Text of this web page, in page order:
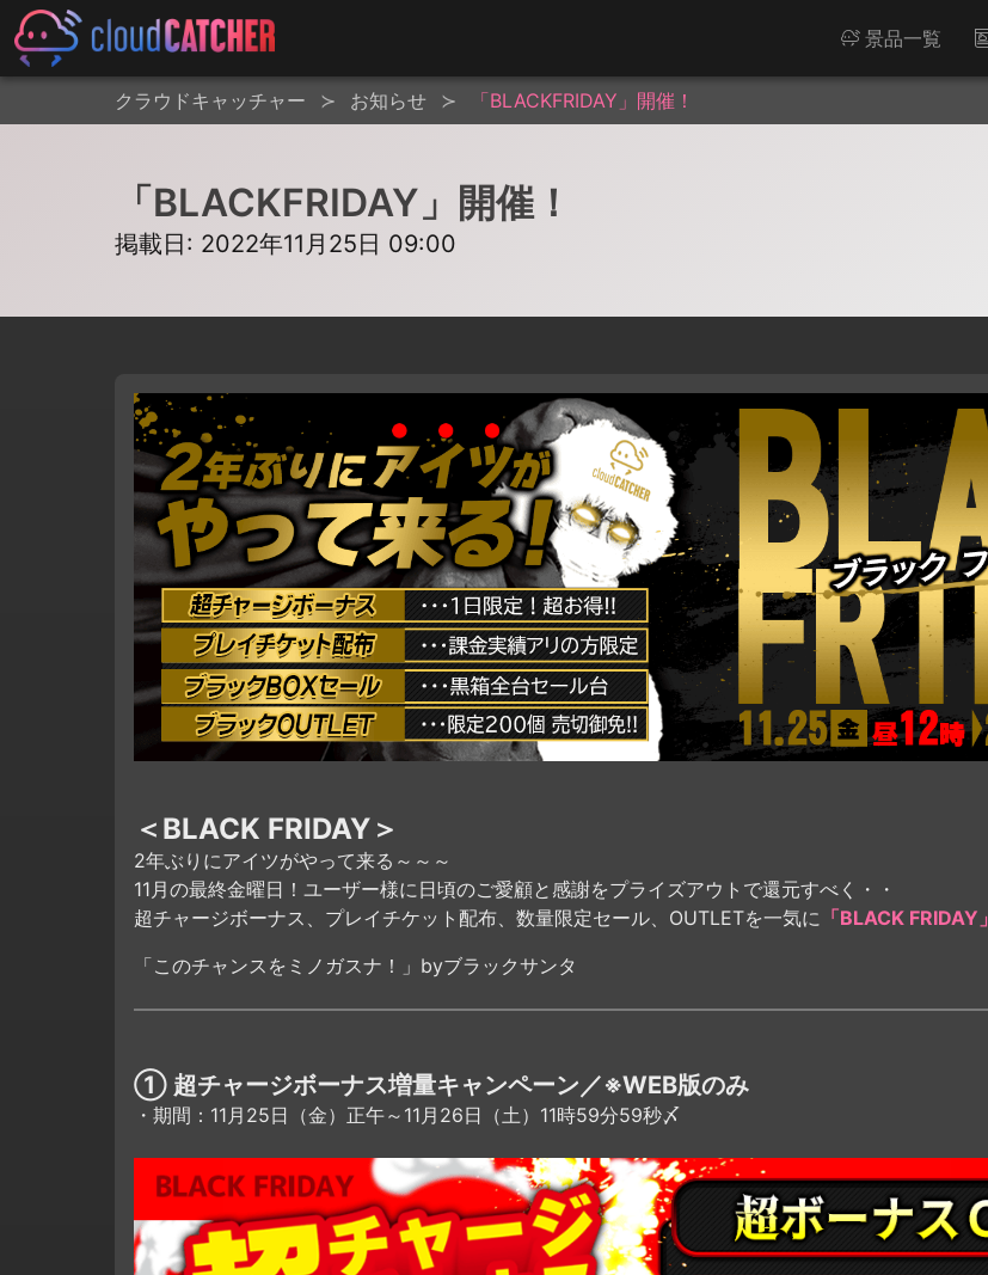
景品一覧
クラウドキャッチャー お知らせ 「BLACKFRIDAY」開催！
「BLACKFRIDAY」開催！
掲載日: 2022年11月25日 09:00
＜BLACK FRIDAY＞
2年ぶりにアイツがやって来る～～～
11月の最終金曜日！ユーザー様に日頃のご愛顧と感謝をプライズアウトで還元すべく・・
超チャージボーナス、プレイチケット配布、数量限定セール、OUTLETを一気に 「BLACK FRIDAY」
「このチャンスをミノガスナ！」byブラックサンタ
① 超チャージボーナス増量キャンペーン／※WEB版のみ
・期間：11月25日（金）正午～11月26日（土）11時59分59秒〆